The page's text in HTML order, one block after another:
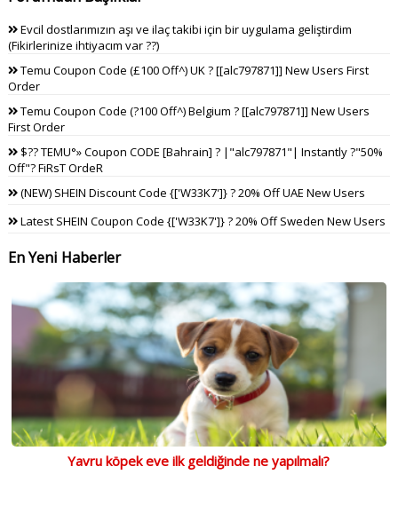
Evcil dostlarımızın aşı ve ilaç takibi için bir uygulama geliştirdim
(Fikirlerinize ihtiyacım var ??)
Temu Coupon Code (£100 Off^) UK ? [[alc797871]] New Users First
Order
Temu Coupon Code (?100 Off^) Belgium ? [[alc797871]] New Users
First Order
$?? TEMU°» Coupon CODE [Bahrain] ? |"alc797871"| Instantly ?"50%
Off"? FiRsT OrdeR
(NEW) SHEIN Discount Code {['W33K7']} ? 20% Off UAE New Users
Latest SHEIN Coupon Code {['W33K7']} ? 20% Off Sweden New Users
En Yeni Haberler
Yavru köpek eve ilk geldiğinde ne yapılmalı?